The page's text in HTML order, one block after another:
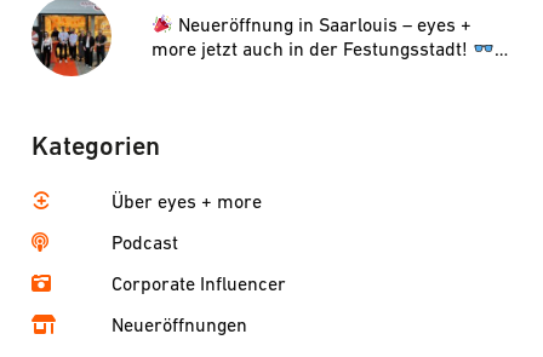
Neueröffnung in Saarlouis – eyes +
more jetzt auch in der Festungsstadt!
Kategorien
Über eyes + more
Podcast
Corporate Influencer
Neueröffnungen